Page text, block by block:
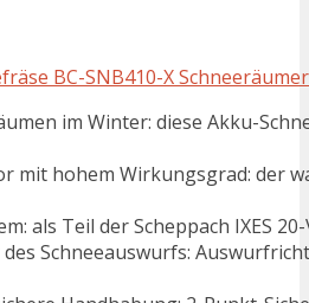
BC-SNB410-X
im Winter: diese Akku-
mit hohem Wirkungsgrad: der
als Teil der Scheppach IXES
Schneeauswurfs: